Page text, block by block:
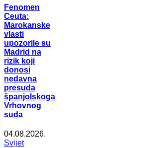
Fenomen
Ceuta:
Marokanske
vlasti
upozorile su
Madrid na
rizik koji
donosi
nedavna
presuda
španjolskoga
Vrhovnog
suda
04.08.2026.
Svijet